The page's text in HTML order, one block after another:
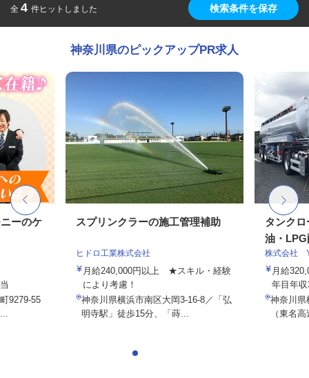
全 4 件ヒットしました 検索条件を保存
神奈川県のピックアップPR求人
ーのケ
9279-55
スプリンクラーの施工管理補助
ヒドロ工業株式会社
月給240,000円以上 ★スキル・経験
により考慮！
神奈川県横浜市南区大岡3-16-8／「弘
明寺駅」徒歩15分、「蒔...
タンク
油・LPG
株式会社
月給
年目年
神奈川県
（東名